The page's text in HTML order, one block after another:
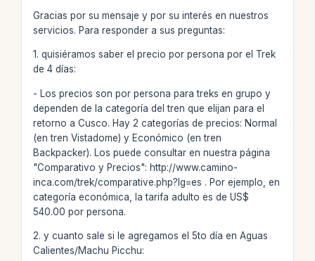
Gracias por su mensaje y por su interés en nuestros
servicios. Para responder a sus preguntas:
1. quisiéramos saber el precio por persona por el Trek
de 4 días:
- Los precios son por persona para treks en grupo y
dependen de la categoría del tren que elijan para el
retorno a Cusco. Hay 2 categorías de precios: Normal
(en tren Vistadome) y Económico (en tren
Backpacker). Los puede consultar en nuestra página
"Comparativo y Precios": http://www.camino-
inca.com/trek/comparative.php?lg=es . Por ejemplo, en
categoría económica, la tarifa adulto es de US$
540.00 por persona.
2. y cuanto sale si le agregamos el 5to día en Aguas
Calientes/Machu Picchu: